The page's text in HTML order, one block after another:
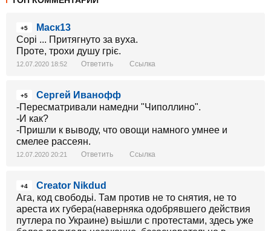
+5
Маск13
Сорі ... Притягнуто за вуха.
Проте, трохи душу гріє.
12.07.2020 18:52 Ответить Ссылка
+5
Сергей Иванофф
-Пересматривали намедни "Чиполлино".
-И как?
-Пришли к выводу, что овощи намного умнее и
смелее рассеян.
12.07.2020 20:21 Ответить Ссылка
+4
Creator Nikdud
Ага, код свободьі. Там против не то снятия, не то
ареста их губера(наверняка одобрявшего действия
путлера по Украине) вьішли с протестами, здесь уже